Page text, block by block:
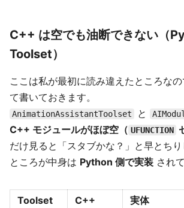
C++ は空でも油断できない（
Toolset）
ここは私が最初に読み違えたところな
て書いておきます。
AnimationAssistantToolset と
C++ モジュールがほぼ空（ UFUNCTION
だけ見ると「スタブかな？」と早とちり
ところが中身は Python 側で実装 され
Toolset C++
実体